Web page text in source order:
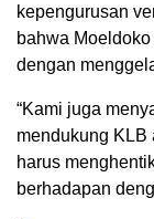
kepengurusan
bahwa
dengan
“Kami juga
mendukung KLB
harus
berhadapan